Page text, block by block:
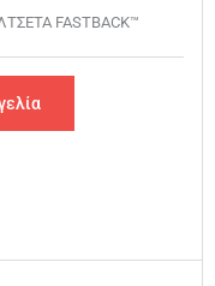
FASTBACK™